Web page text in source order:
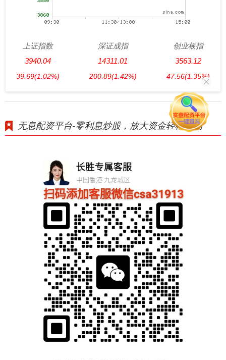
上证指数
3940.04
39.69(1.02%)
深证成指
14311.01
200.89(1.42%)
创业板指
3563.12
47.56(1.35%)
无息配资平台-零利息炒股，放大资金轻松盈利